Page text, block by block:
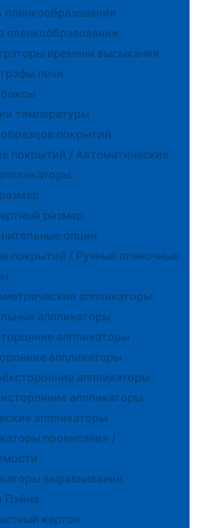
пленкообразования
пленкообразования
времени высыхания
печи
температуры
покрытий
покрытий / Автоматические
размер
опции
покрытий / Ручные пленочные
аппликаторы
аппликаторы
аппликаторы
аппликаторы
аппликаторы
аппликаторы
аппликаторы
провисания /
выравнивания
Пэйна
картон